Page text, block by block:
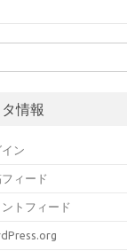
タ情報
イン
ィード
ントフィード